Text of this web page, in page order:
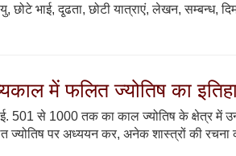
छोटे भाई, दृ्ढता, छोटी यात्राएं, लेखन, सम्बन्ध,
में फलित ज्योतिष का
ई. 501 से 1000 तक का काल ज्योतिष के क्षेत्र में
पर अध्ययन कर, अनेक शास्त्रों की रचना